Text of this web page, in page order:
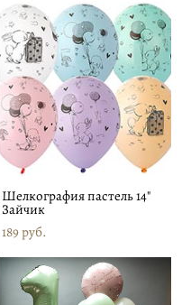
Шелкография пастель 14"
Зайчик
189 pуб.